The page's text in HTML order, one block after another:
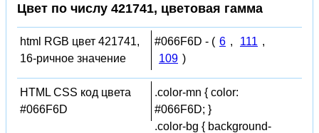
Цвет по числу 421741, цветовая гамма
html RGB цвет 421741,
16-ричное значение
#066F6D - ( 6 , 111 ,
109 )
HTML CSS код цвета
#066F6D
.color-mn { color:
#066F6D; }
.color-bg { background-